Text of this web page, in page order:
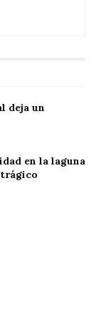
deja un
en la laguna